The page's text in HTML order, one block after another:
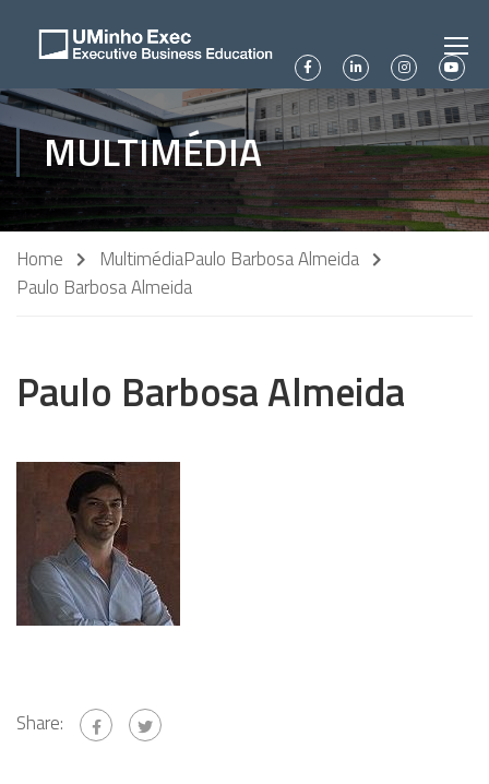
MULTIMÉDIA
Home MultimédiaPaulo Barbosa Almeida
Paulo Barbosa Almeida
Paulo Barbosa Almeida
Share: